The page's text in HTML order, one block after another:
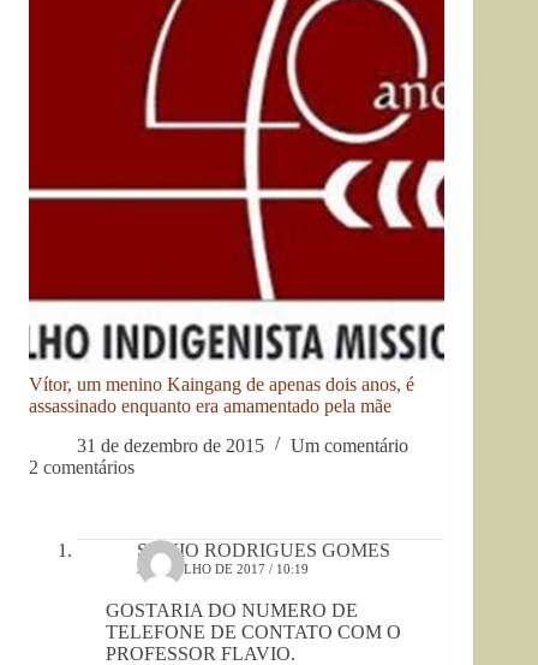
Vítor, um menino Kaingang de apenas dois anos, é
assassinado enquanto era amamentado pela mãe
31 de dezembro de 2015
Um comentário
2 comentários
SILVIO RODRIGUES GOMES
3 DE JULHO DE 2017 / 10:19
GOSTARIA DO NUMERO DE
TELEFONE DE CONTATO COM O
PROFESSOR FLAVIO.